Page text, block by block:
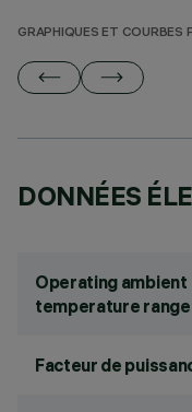
GRAPHIQUES ET COURBES
DONNÉES
Operating ambient
temperature range
Facteur de